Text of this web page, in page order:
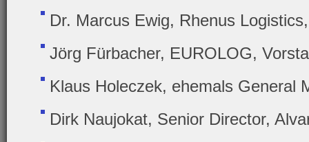
Dr. Marcus Ewig, Rhenus
Jörg Fürbacher, EUROLOG,
Klaus Holeczek, ehemals General
Dirk Naujokat, Senior Director,